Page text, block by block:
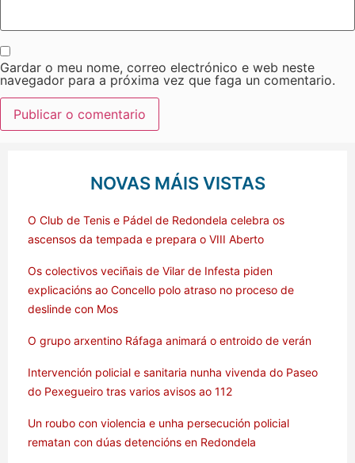
Gardar o meu nome, correo electrónico e web neste
navegador para a próxima vez que faga un comentario.
NOVAS MÁIS VISTAS
O Club de Tenis e Pádel de Redondela celebra os
ascensos da tempada e prepara o VIII Aberto
Os colectivos veciñais de Vilar de Infesta piden
explicacións ao Concello polo atraso no proceso de
deslinde con Mos
O grupo arxentino Ráfaga animará o entroido de verán
Intervención policial e sanitaria nunha vivenda do Paseo
do Pexegueiro tras varios avisos ao 112
Un roubo con violencia e unha persecución policial
rematan con dúas detencións en Redondela